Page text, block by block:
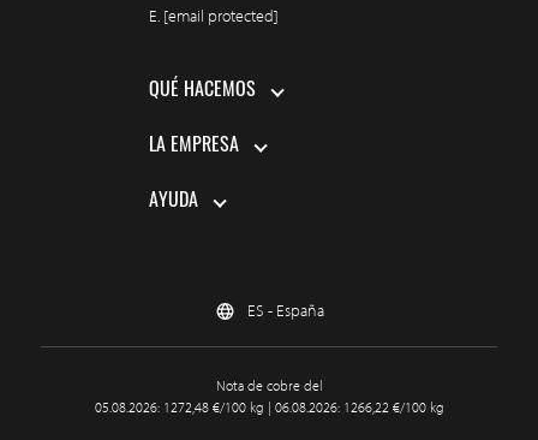
E. [email protected]
QUÉ HACEMOS
LA EMPRESA
AYUDA
ES - España
Nota de cobre del
05.08.2026: 1272,48 €/100 kg | 06.08.2026: 1266,22 €/100 kg